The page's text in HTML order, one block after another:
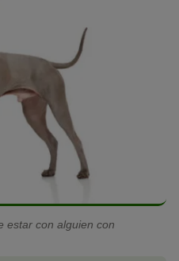
estar con alguien con